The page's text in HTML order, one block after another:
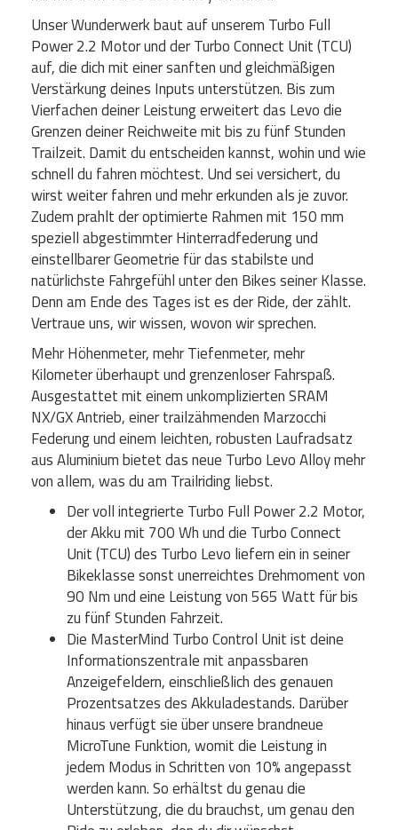
Unser Wunderwerk baut auf unserem Turbo Full
Power 2.2 Motor und der Turbo Connect Unit (TCU)
auf, die dich mit einer sanften und gleichmäßigen
Verstärkung deines Inputs unterstützen. Bis zum
Vierfachen deiner Leistung erweitert das Levo die
Grenzen deiner Reichweite mit bis zu fünf Stunden
Trailzeit. Damit du entscheiden kannst, wohin und wie
schnell du fahren möchtest. Und sei versichert, du
wirst weiter fahren und mehr erkunden als je zuvor.
Zudem prahlt der optimierte Rahmen mit 150 mm
speziell abgestimmter Hinterradfederung und
einstellbarer Geometrie für das stabilste und
natürlichste Fahrgefühl unter den Bikes seiner Klasse.
Denn am Ende des Tages ist es der Ride, der zählt.
Vertraue uns, wir wissen, wovon wir sprechen.
Mehr Höhenmeter, mehr Tiefenmeter, mehr
Kilometer überhaupt und grenzenloser Fahrspaß.
Ausgestattet mit einem unkomplizierten SRAM
NX/GX Antrieb, einer trailzähmenden Marzocchi
Federung und einem leichten, robusten Laufradsatz
aus Aluminium bietet das neue Turbo Levo Alloy mehr
von allem, was du am Trailriding liebst.
Der voll integrierte Turbo Full Power 2.2 Motor,
der Akku mit 700 Wh und die Turbo Connect
Unit (TCU) des Turbo Levo liefern ein in seiner
Bikeklasse sonst unerreichtes Drehmoment von
90 Nm und eine Leistung von 565 Watt für bis
zu fünf Stunden Fahrzeit.
Die MasterMind Turbo Control Unit ist deine
Informationszentrale mit anpassbaren
Anzeigefeldern, einschließlich des genauen
Prozentsatzes des Akkuladestands. Darüber
hinaus verfügt sie über unsere brandneue
MicroTune Funktion, womit die Leistung in
jedem Modus in Schritten von 10% angepasst
werden kann. So erhältst du genau die
Unterstützung, die du brauchst, um genau den